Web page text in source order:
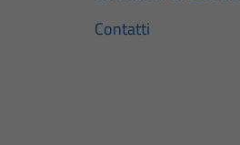
Contatti